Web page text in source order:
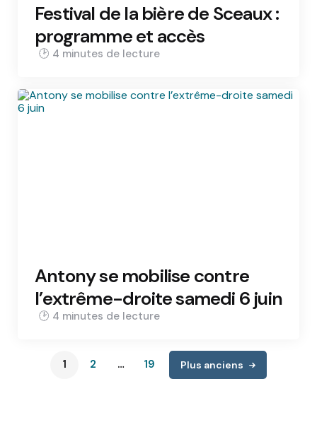
Festival de la bière de Sceaux :
programme et accès
4 min
Antony se mobilise contre
l’extrême-droite samedi 6 juin
4 min
1 2 … 19 Plus anciens